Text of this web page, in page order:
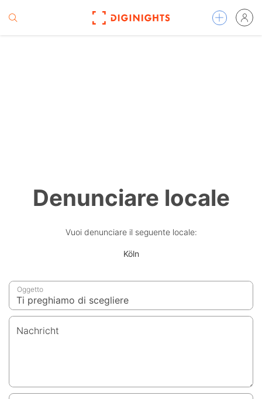
Denunciare locale
Vuoi denunciare il seguente locale:
Köln
Oggetto
Nachricht